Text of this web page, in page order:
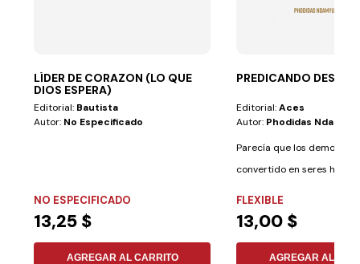
LÍDER DE CORAZON (LO QUE
DIOS ESPERA)
Editorial: Bautista
Autor: No Especificado
NO ESPECIFICADO
13,25 $
AGREGAR AL CARRITO
PREDICANDO DESDE
Editorial:Aces
Autor: Phodidas
Parecía que los demonios
convertido en seres
FLEXIBLE
13,00 $
AGREGAR AL